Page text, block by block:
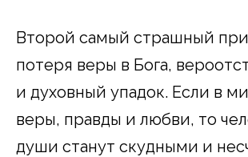
Второй самый страшный
потеря веры в Бога,
и духовный упадок. Если в
веры, правды и любви, то
души станут скудными и